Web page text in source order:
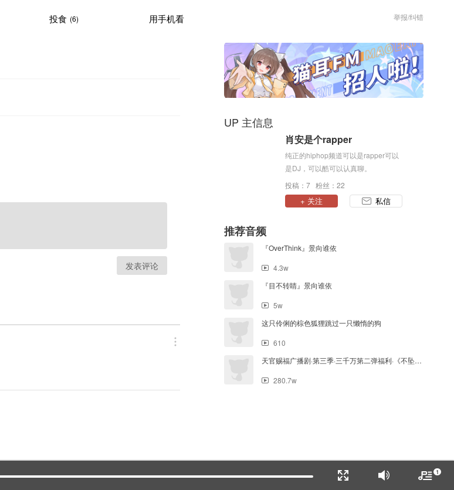
投食 (6) 用手机看 举报/纠错
发表评论
UP 主信息
肖安是个rapper
纯正的hiphop频道可以是rapper可以
是DJ，可以酷可以认真聊。
投稿：7 粉丝：22
+ 关注 私信
推荐音频
『OverThink』景向谁依
4.3w
『目不转睛』景向谁依
5w
这只伶俐的棕色狐狸跳过一只懒惰的狗
610
天官赐福广播剧·第三季·三千万第二弹福利·《不坠》主役版
280.7w
1